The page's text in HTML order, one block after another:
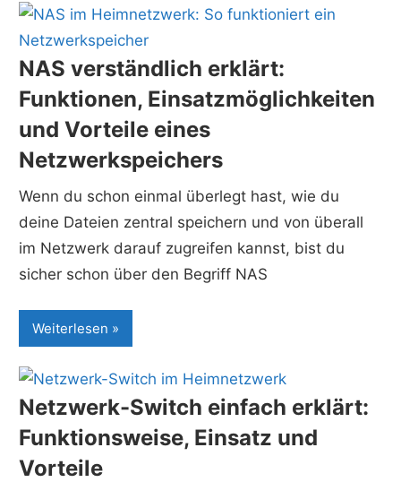
NAS verständlich erklärt:
Funktionen, Einsatzmöglichkeiten
und Vorteile eines
Netzwerkspeichers
Wenn du schon einmal überlegt hast, wie du
deine Dateien zentral speichern und von überall
im Netzwerk darauf zugreifen kannst, bist du
sicher schon über den Begriff NAS
Weiterlesen
Netzwerk-Switch einfach erklärt:
Funktionsweise, Einsatz und
Vorteile